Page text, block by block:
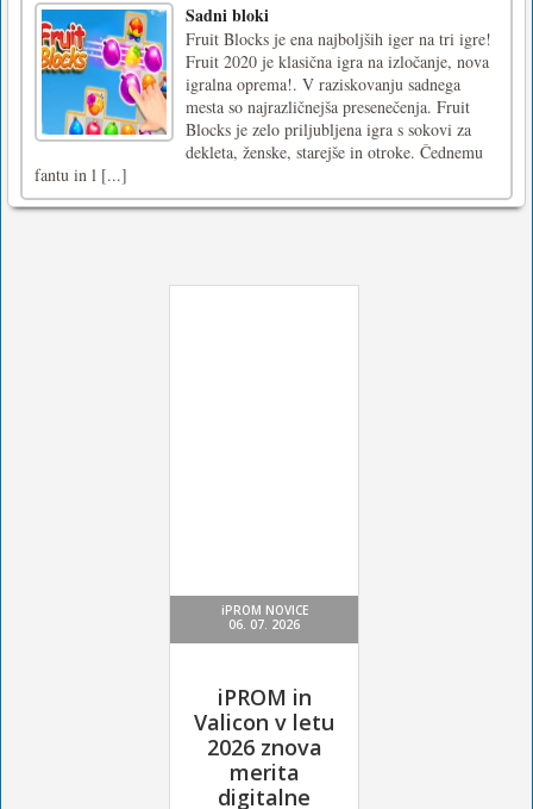
Sadni bloki
Fruit Blocks je ena najboljših iger na tri igre!
Fruit 2020 je klasična igra na izločanje, nova
igralna oprema!. V raziskovanju sadnega
mesta so najrazličnejša presenečenja. Fruit
Blocks je zelo priljubljena igra s sokovi za
dekleta, ženske, starejše in otroke. Čednemu
fantu in l [...]